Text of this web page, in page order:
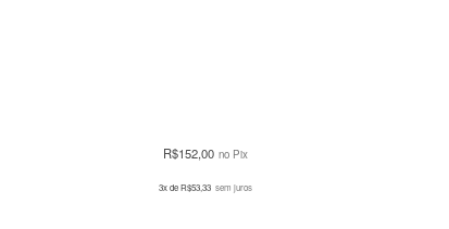
R$152,00 no Pix
3x deR$53,33 sem juros